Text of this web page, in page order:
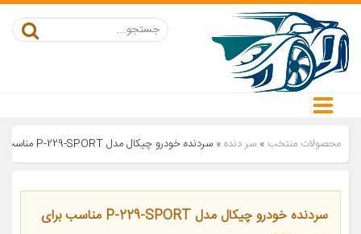
محصولات منتخب » سر دنده» سردنده خودرو چیکال مدل P-229-SPORT مناسب برای سمند EF7
سردنده خودرو چیکال مدل P-229-SPORT مناسب برای